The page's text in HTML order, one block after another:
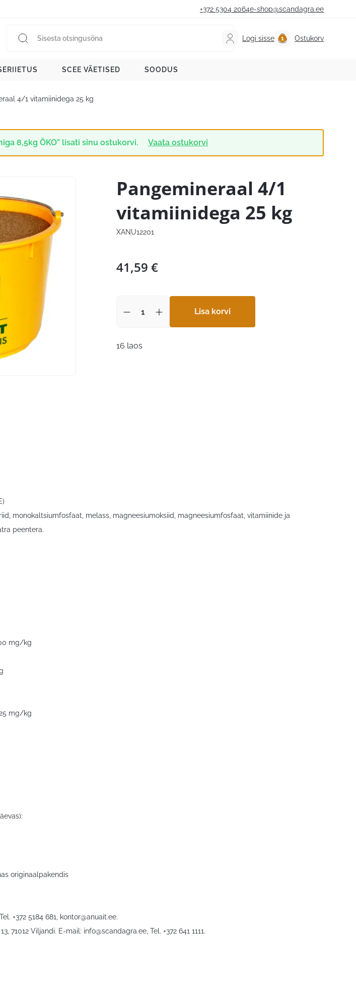
+372 5304 2064e-shop@scandagra.ee
Logi sisse Ostukorv
SCEE VÄETISED SOODUS
4/1 vitamiinidega 25 kg
8,5kg ÖKO” lisati sinu ostukorvi. Vaata ostukorvi
Pangemineraal 4/1
vitamiinidega 25 kg
XANU12201
41,59 €
Lisa korvi
16 laos
monokaltsiumfosfaat, melass, magneesiumoksiid, magneesiumfosfaat, vitamiinide ja
peentera.
mg/kg
mg/kg
originaalpakendis
+372 5184 681, kontor@anuait.ee.
71012 Viljandi. E-mail: info@scandagra.ee , Tel. +372 641 1111.